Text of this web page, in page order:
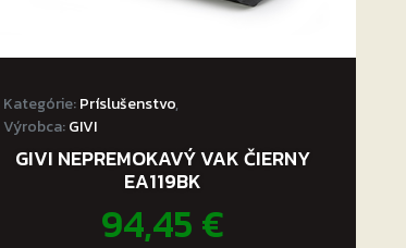
Kategórie:Príslušenstvo,
Výrobca:GIVI
GIVI NEPREMOKAVÝ VAK ČIERNY
EA119BK
94,45€